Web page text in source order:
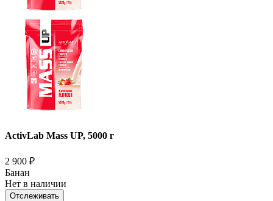
ActivLab Mass UP, 5000 г
2 900 ₽
Банан
Нет в наличии
Отслеживать